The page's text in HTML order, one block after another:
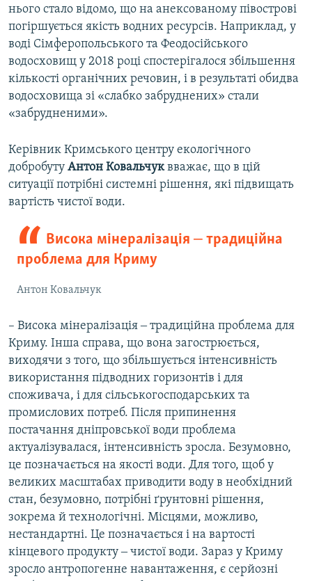
нього стало відомо, що на анексованому півострові
погіршується якість водних ресурсів. Наприклад, у
воді Сімферопольського та Феодосійського
водосховищ у 2018 році спостерігалося збільшення
кількості органічних речовин, і в результаті обидва
водосховища зі «слабко забруднених» стали
«забрудненими».
Керівник Кримського центру екологічного
добробуту Антон Ковальчуквважає, що в цій
ситуації потрібні системні рішення, які підвищать
вартість чистої води.
Висока мінералізація ‒ традиційна
проблема для Криму
Антон Ковальчук
– Висока мінералізація ‒ традиційна проблема для
Криму. Інша справа, що вона загострюється,
виходячи з того, що збільшується інтенсивність
використання підводних горизонтів і для
споживача, і для сільськогосподарських та
промислових потреб. Після припинення
постачання дніпровської води проблема
актуалізувалася, інтенсивність зросла. Безумовно,
це позначається на якості води. Для того, щоб у
великих масштабах приводити воду в необхідний
стан, безумовно, потрібні ґрунтовні рішення,
зокрема й технологічні. Місцями, можливо,
нестандартні. Це позначається і на вартості
кінцевого продукту ‒ чистої води. Зараз у Криму
зросло антропогенне навантаження, є серйозні